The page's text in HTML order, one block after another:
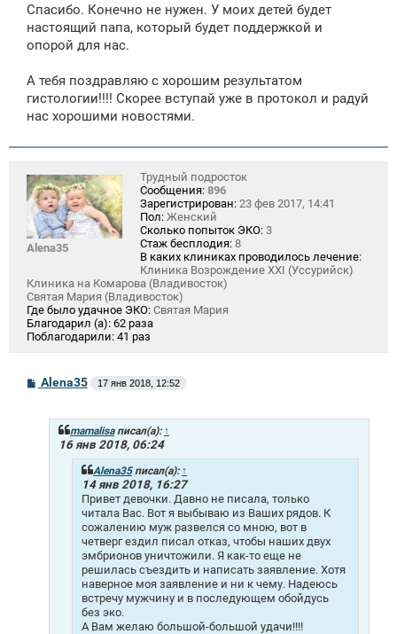
Спасибо. Конечно не нужен. У моих детей будет
настоящий папа, который будет поддержкой и
опорой для нас.
А тебя поздравляю с хорошим результатом
гистологии!!!! Скорее вступай уже в протокол и радуй
нас хорошими новостями.
Alena35
Трудный подросток
Сообщения: 896
Зарегистрирован: 23 фев 2017, 14:41
Пол: Женский
Сколько попыток ЭКО: 3
Стаж бесплодия: 8
В каких клиниках проводилось лечение:
Клиника Возрождение XXI (Уссурийск)
Клиника на Комарова (Владивосток)
Святая Мария (Владивосток)
Где было удачное ЭКО: Святая Мария
Благодарил (а): 62 раза
Поблагодарили: 41 раз
С
о
Alena35 17 янв 2018, 12:52
mamalisaписал(а): ↑
16 янв 2018, 06:24
Alena35писал(а): ↑
14 янв 2018, 16:27
Привет девочки. Давно не писала, только
читала Вас. Вот я выбываю из Ваших рядов. К
сожалению муж развелся со мною, вот в
четверг ездил писал отказ, чтобы наших двух
эмбрионов уничтожили. Я как-то еще не
решилась съездить и написать заявление. Хотя
наверное моя заявление и ни к чему. Надеюсь
встречу мужчину и в последующем обойдусь
без эко.
А Вам желаю большой-большой удачи!!!!